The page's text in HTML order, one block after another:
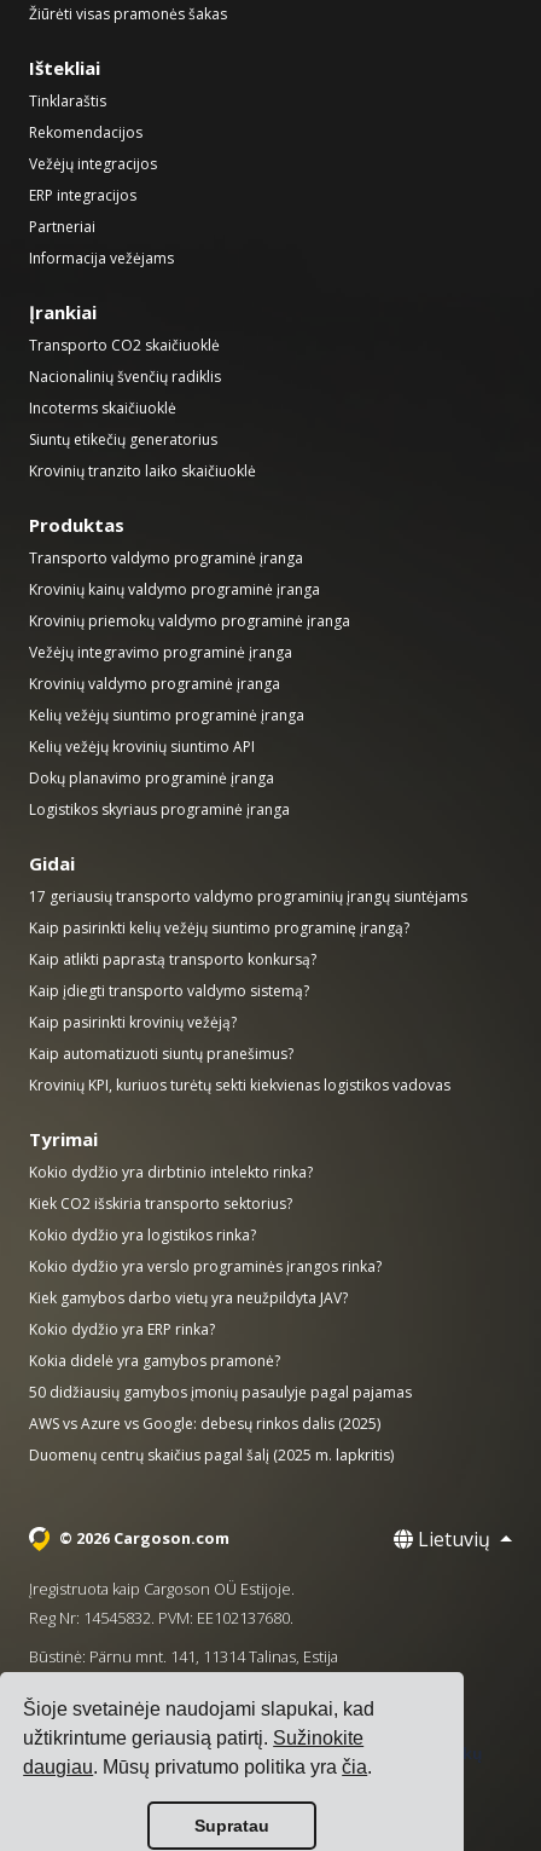
Šioje svetainėje naudojami slapukai, kad
užtikrintume geriausią patirtį. Sužinokite
daugiau. Mūsų privatumo politika yračia.
Supratau
Žiūrėti visas pramonės šakas
Ištekliai
Tinklaraštis
Rekomendacijos
Vežėjų integracijos
ERP integracijos
Partneriai
Informacija vežėjams
Įrankiai
Transporto CO2 skaičiuoklė
Nacionalinių švenčių radiklis
Incoterms skaičiuoklė
Siuntų etikečių generatorius
Krovinių tranzito laiko skaičiuoklė
Produktas
Transporto valdymo programinė įranga
Krovinių kainų valdymo programinė įranga
Krovinių priemokų valdymo programinė įranga
Vežėjų integravimo programinė įranga
Krovinių valdymo programinė įranga
Kelių vežėjų siuntimo programinė įranga
Kelių vežėjų krovinių siuntimo API
Dokų planavimo programinė įranga
Logistikos skyriaus programinė įranga
Gidai
17 geriausių transporto valdymo programinių įrangų siuntėjams
Kaip pasirinkti kelių vežėjų siuntimo programinę įrangą?
Kaip atlikti paprastą transporto konkursą?
Kaip įdiegti transporto valdymo sistemą?
Kaip pasirinkti krovinių vežėją?
Kaip automatizuoti siuntų pranešimus?
Krovinių KPI, kuriuos turėtų sekti kiekvienas logistikos vadovas
Tyrimai
Kokio dydžio yra dirbtinio intelekto rinka?
Kiek CO2 išskiria transporto sektorius?
Kokio dydžio yra logistikos rinka?
Kokio dydžio yra verslo programinės įrangos rinka?
Kiek gamybos darbo vietų yra neužpildyta JAV?
Kokio dydžio yra ERP rinka?
Kokia didelė yra gamybos pramonė?
50 didžiausių gamybos įmonių pasaulyje pagal pajamas
AWS vs Azure vs Google: debesų rinkos dalis (2025)
Duomenų centrų skaičius pagal šalį (2025 m. lapkritis)
© 2026 Cargoson.com Lietuvių
Įregistruota kaip Cargoson OÜ Estijoje.
Reg Nr: 14545832. PVM: EE102137680.
Būstinė: Pärnu mnt. 141, 11314 Talinas, Estija
+372 5555 0028
Paslaugų teikimo sąlygos Privatumo politika
Slapukų
politika